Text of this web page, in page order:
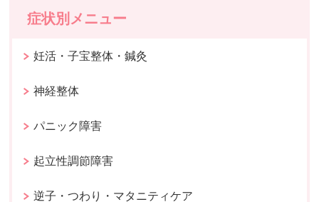
症状別メニュー
妊活・子宝整体・鍼灸
神経整体
パニック障害
起立性調節障害
逆子・つわり・マタニティケア